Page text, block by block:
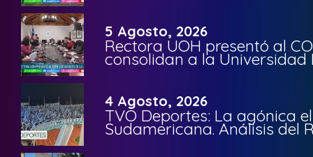
5 Agosto, 2026
Rectora UOH presentó al
consolidan a la Universidad
4 Agosto, 2026
TVO Deportes: La agónica
Sudamericana. Análisis del